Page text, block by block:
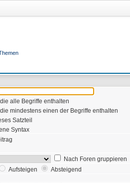
alle Begriffe enthalten
mindestens einen der Begriffe enthalten
Satzteil
Syntax
Nach Foren gruppieren
Aufsteigen
Absteigend